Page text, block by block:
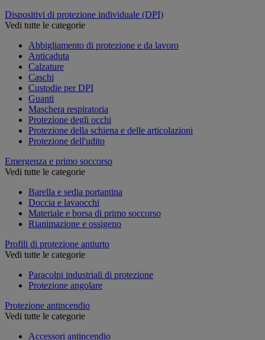
Dispositivi di protezione individuale (DPI)
Vedi tutte le categorie
Abbigliamento di protezione e da lavoro
Anticaduta
Calzature
Caschi
Custodie per DPI
Guanti
Maschera respiratoria
Protezione degli occhi
Protezione della schiena e delle articolazioni
Protezione dell'udito
Emergenza e primo soccorso
Vedi tutte le categorie
Barella e sedia portantina
Doccia e lavaocchi
Materiale e borsa di primo soccorso
Rianimazione e ossigeno
Profili di protezione antiurto
Vedi tutte le categorie
Paracolpi industriali di protezione
Protezione angolare
Protezione antincendio
Vedi tutte le categorie
Accessori antincendio